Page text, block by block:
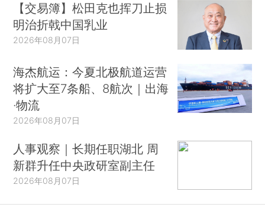
【交易簿】松田克也挥刀止损
明治折戟中国乳业
2026年08月07日
海杰航运：今夏北极航道运营
将扩大至7条船、8航次｜出海
·物流
2026年08月07日
人事观察｜长期任职湖北 周
新群升任中央政研室副主任
2026年08月07日